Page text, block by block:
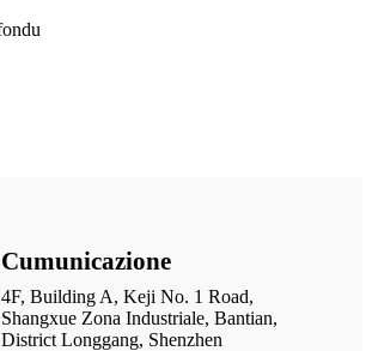
Cumunicazione
4F, Building A, Keji No. 1 Road,
Shangxue Zona Industriale, Bantian,
District Longgang, Shenzhen